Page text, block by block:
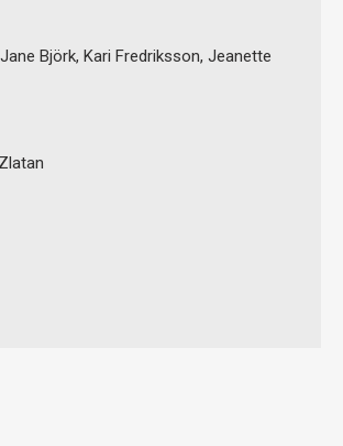
Björk, Kari Fredriksson, Jeanette